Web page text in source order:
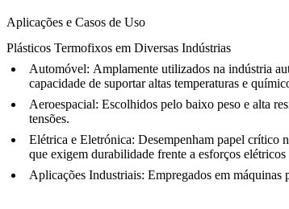
Aplicações e Casos de Uso
Plásticos Termofixos em Diversas Indústrias
Automóvel: Amplamente utilizados na indústria
capacidade de suportar altas temperaturas e
Aeroespacial: Escolhidos pelo baixo peso e alta
tensões.
Elétrica e Eletrónica: Desempenham papel crítico
que exigem durabilidade frente a esforços elétricos
Aplicações Industriais: Empregados em máquinas